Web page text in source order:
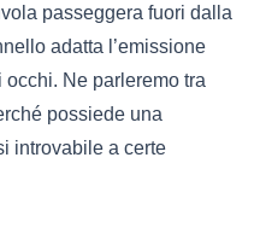
passeggera fuori dalla
adatta l’emissione
Ne parleremo tra
possiede una
introvabile a certe